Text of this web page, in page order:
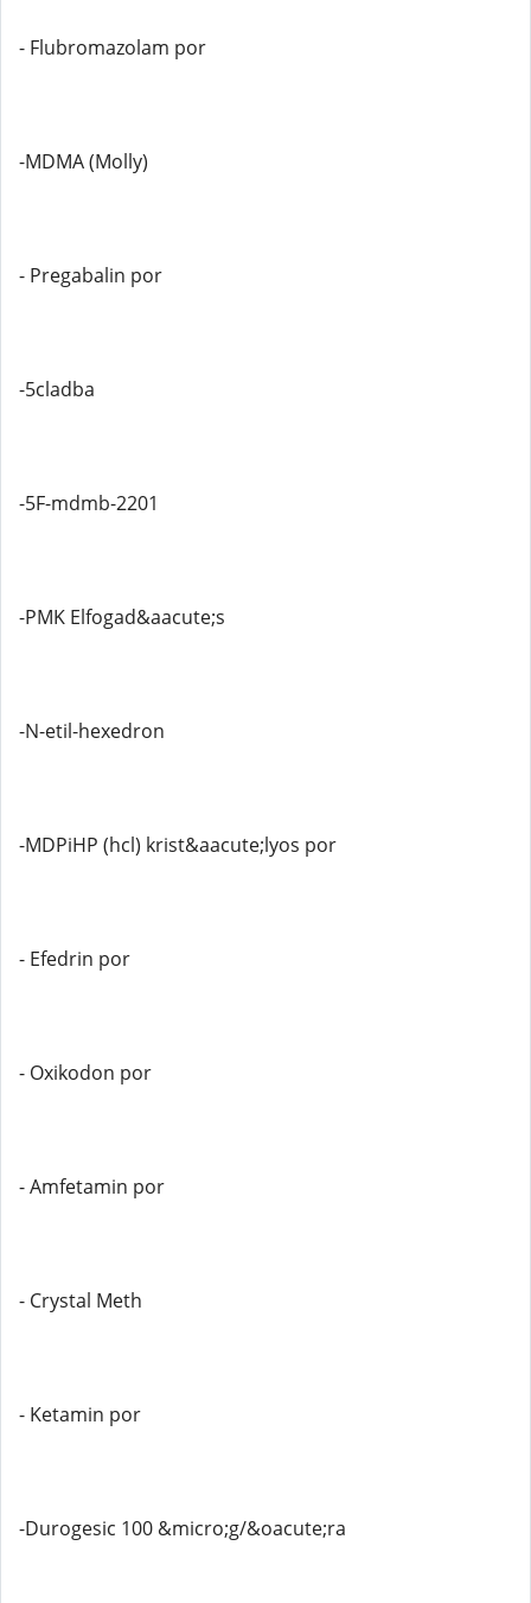
- Flubromazolam por
-MDMA (Molly)
- Pregabalin por
-5cladba
-5F-mdmb-2201
-PMK Elfogad&aacute;s
-N-etil-hexedron
-MDPiHP (hcl) krist&aacute;lyos por
- Efedrin por
- Oxikodon por
- Amfetamin por
- Crystal Meth
- Ketamin por
-Durogesic 100 &micro;g/&oacute;ra